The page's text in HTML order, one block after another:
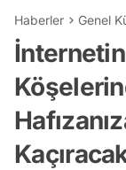
Haberler Genel